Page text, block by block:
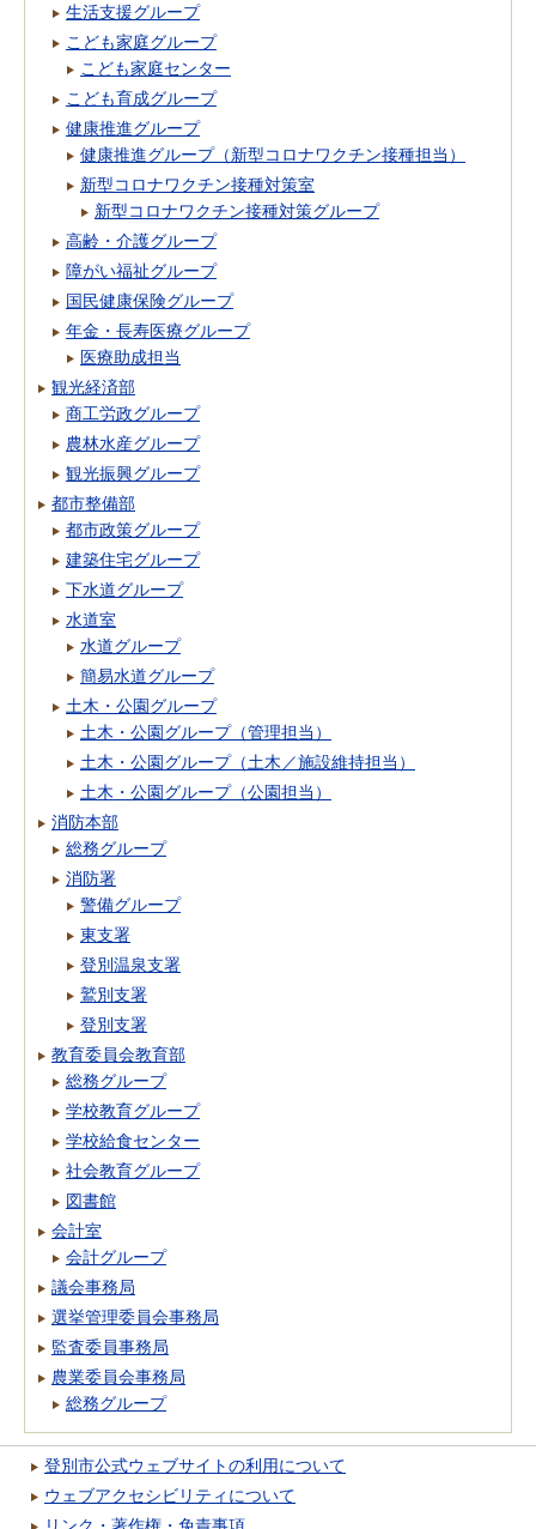
生活支援グループ
こども家庭グループ
こども家庭センター
こども育成グループ
健康推進グループ
健康推進グループ（新型コロナワクチン接種担当）
新型コロナワクチン接種対策室
新型コロナワクチン接種対策グループ
高齢・介護グループ
障がい福祉グループ
国民健康保険グループ
年金・長寿医療グループ
医療助成担当
観光経済部
商工労政グループ
農林水産グループ
観光振興グループ
都市整備部
都市政策グループ
建築住宅グループ
下水道グループ
水道室
水道グループ
簡易水道グループ
土木・公園グループ
土木・公園グループ（管理担当）
土木・公園グループ（土木／施設維持担当）
土木・公園グループ（公園担当）
消防本部
総務グループ
消防署
警備グループ
東支署
登別温泉支署
鷲別支署
登別支署
教育委員会教育部
総務グループ
学校教育グループ
学校給食センター
社会教育グループ
図書館
会計室
会計グループ
議会事務局
選挙管理委員会事務局
監査委員事務局
農業委員会事務局
総務グループ
登別市公式ウェブサイトの利用について
ウェブアクセシビリティについて
リンク・著作権・免責事項